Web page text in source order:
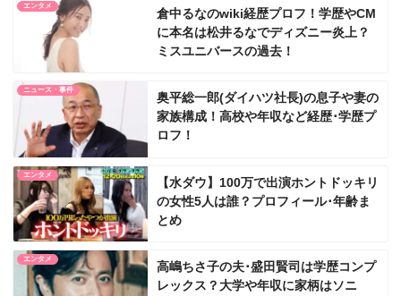
エンタメ
倉中るなのwiki経歴プロフ！学歴やCM
に本名は松井るなでディズニー炎上？
ミスユニバースの過去！
ニュース・事件
奥平総一郎(ダイハツ社長)の息子や妻の
家族構成！高校や年収など経歴･学歴プ
ロフ！
エンタメ
【水ダウ】100万で出演ホントドッキリ
の女性5人は誰？プロフィール･年齢ま
とめ
エンタメ
高嶋ちさ子の夫･盛田賢司は学歴コンプ
レックス？大学や年収に家柄はソニ